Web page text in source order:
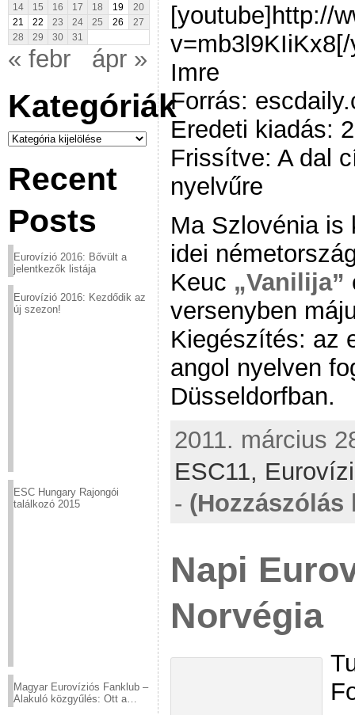
14
15 16 17 18 19
20
21
22 23 24 25 26
27
28
29 30 31
« febr ápr »
Kategóriák
Kategóriák
Recent
Posts
Eurovízió 2016: Bővült a
jelentkezők listája
Eurovízió 2016: Kezdődik az
új szezon!
ESC Hungary Rajongói
találkozó 2015
Magyar Eurovíziós Fanklub –
Alakuló közgyűlés: Ott a
[youtube]http://
Imre
Forrás:
Eredeti kiadás:
Frissítve: A dal
nyelvűre
Ma Szlovénia is
idei
Keuc „Vanilija”
versenyben
Kiegészítés: az
angol nyelven
Düsseldorfban.
2011. március
ESC11,
- (Hozzászólás
Napi
Norvégia